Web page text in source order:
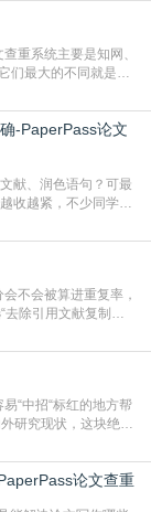
容易无意识拼接出重
们最大的不同就是数
本科用PMLC，含大学
学术论文联合比对
-PaperPass论文
献、润色语句？可最
收越紧，不少同学投
必做的一步。为什么
得，我就用AI搭了个
去除引用文献复制
著录项符合GB/T
角）；查重系统识别
研究现状，这块绝对
好的综述段落，系统
可避免，比如“本文采
论文查重